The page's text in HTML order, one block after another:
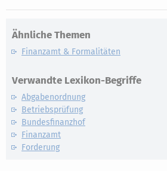
Ähnliche Themen
Finanzamt & Formalitäten
Verwandte Lexikon-Begriffe
Abgabenordnung
Betriebsprüfung
Bundesfinanzhof
Finanzamt
Forderung